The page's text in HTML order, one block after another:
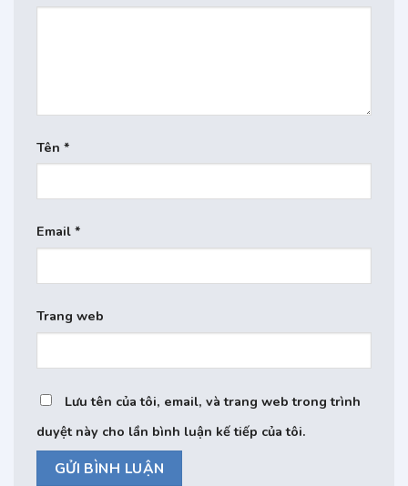
Tên *
Email *
Trang web
Lưu tên của tôi, email, và trang web trong trình
duyệt này cho lần bình luận kế tiếp của tôi.